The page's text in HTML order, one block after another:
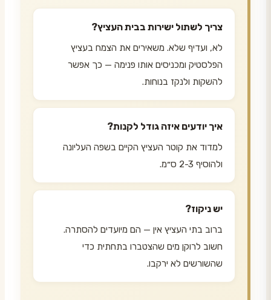
צריך לשתול ישירות בבית העציץ?
לא, ועדיף שלא. משאירים את הצמח בעציץ
הפלסטיק ומכניסים אותו פנימה — כך אפשר
להשקות ולנקז בנוחות.
איך יודעים איזה גודל לקנות?
למדוד את קוטר העציץ הקיים בשפה העליונה
ולהוסיף 2-3 ס״מ.
יש ניקוז?
ברוב בתי העציץ אין — הם מיועדים להסתרה.
חשוב לרוקן מים שהצטברו בתחתית כדי
שהשורשים לא ירקבו.